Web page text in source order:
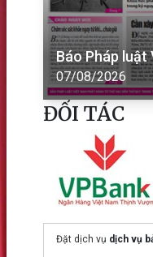
Báo Pháp luật
07/08/2026
ĐỐI TÁC
Đặt dịch vụ dịch vụ